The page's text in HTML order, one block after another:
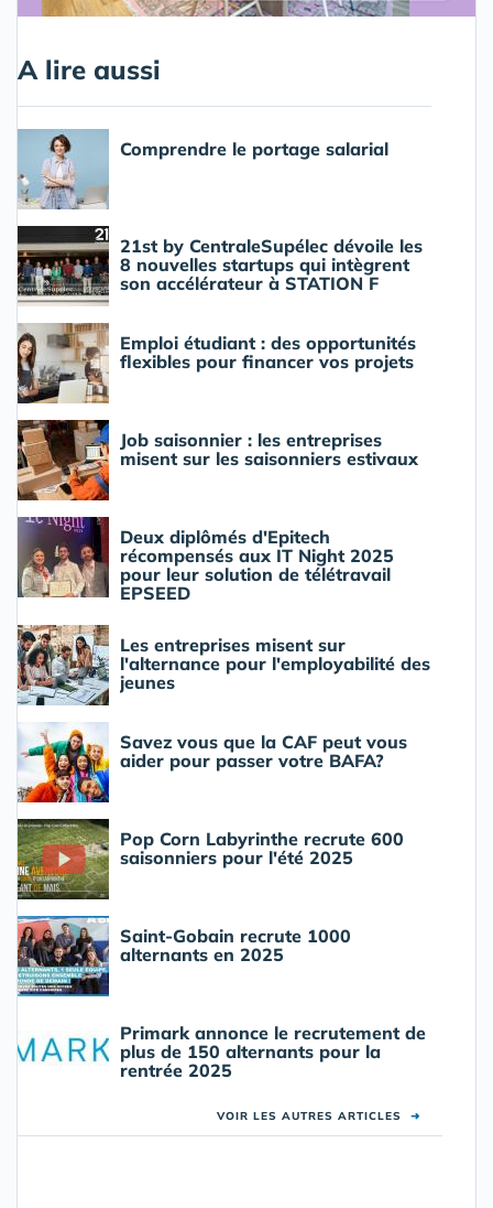
A lire aussi
Comprendre le portage salarial
21st by CentraleSupélec dévoile les
8 nouvelles startups qui intègrent
son accélérateur à STATION F
Emploi étudiant : des opportunités
flexibles pour financer vos projets
Job saisonnier : les entreprises
misent sur les saisonniers estivaux
Deux diplômés d'Epitech
récompensés aux IT Night 2025
pour leur solution de télétravail
EPSEED
Les entreprises misent sur
l'alternance pour l'employabilité des
jeunes
Savez vous que la CAF peut vous
aider pour passer votre BAFA?
Pop Corn Labyrinthe recrute 600
saisonniers pour l'été 2025
Saint-Gobain recrute 1000
alternants en 2025
Primark annonce le recrutement de
plus de 150 alternants pour la
rentrée 2025
VOIR LES AUTRES ARTICLES ➜